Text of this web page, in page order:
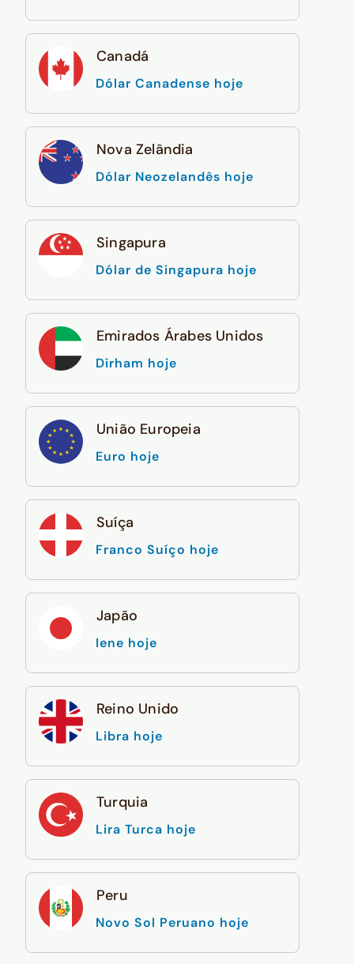
Canadá
Dólar Canadense hoje
Nova Zelândia
Dólar Neozelandês hoje
Singapura
Dólar de Singapura hoje
Emirados Árabes Unidos
Dirham hoje
União Europeia
Euro hoje
Suíça
Franco Suíço hoje
Japão
Iene hoje
Reino Unido
Libra hoje
Turquia
Lira Turca hoje
Peru
Novo Sol Peruano hoje